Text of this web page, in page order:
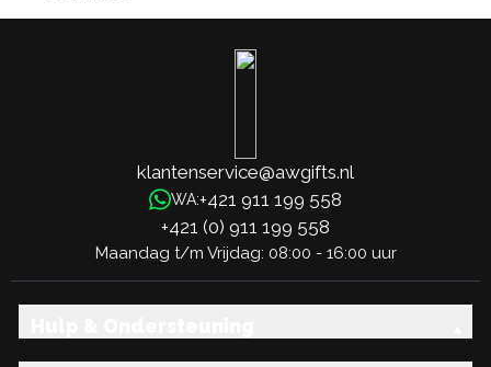
klantenservice@awgifts.nl
WA:+421 911 199 558
+421 (0) 911 199 558
Maandag t/m Vrijdag: 08:00 - 16:00 uur